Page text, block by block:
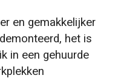
en gemakkelijker
het is
in een gehuurde